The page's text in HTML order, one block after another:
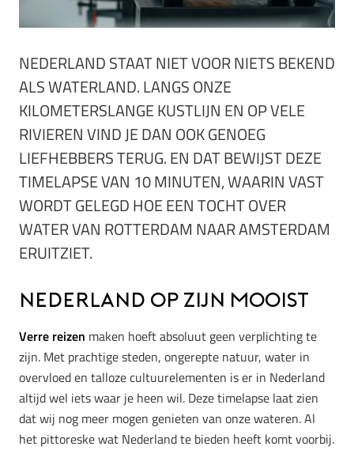
NEDERLAND STAAT NIET VOOR NIETS BEKEND
ALS WATERLAND. LANGS ONZE
KILOMETERSLANGE KUSTLIJN EN OP VELE
RIVIEREN VIND JE DAN OOK GENOEG
LIEFHEBBERS TERUG. EN DAT BEWIJST DEZE
TIMELAPSE VAN 10 MINUTEN, WAARIN VAST
WORDT GELEGD HOE EEN TOCHT OVER
WATER VAN ROTTERDAM NAAR AMSTERDAM
ERUITZIET.
Nederland op zijn mooist
Verre reizen maken hoeft absoluut geen verplichting te
zijn. Met prachtige steden, ongerepte natuur, water in
overvloed en talloze cultuurelementen is er in Nederland
altijd wel iets waar je heen wil. Deze timelapse laat zien
dat wij nog meer mogen genieten van onze wateren. Al
het pittoreske wat Nederland te bieden heeft komt voorbij.